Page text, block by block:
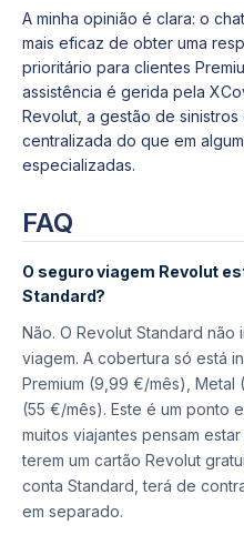
A minha opinião é clara: o
mais eficaz de obter uma
prioritário para clientes
assistência é gerida pela
Revolut, a gestão de
centralizada do que em
especializadas.
FAQ
O seguro viagem Revolut
Standard?
Não. O Revolut Standard não
viagem. A cobertura só está
Premium (9,99 €/mês), Metal
(55 €/mês). Este é um ponto
muitos viajantes pensam
terem um cartão Revolut
conta Standard, terá de
em separado.